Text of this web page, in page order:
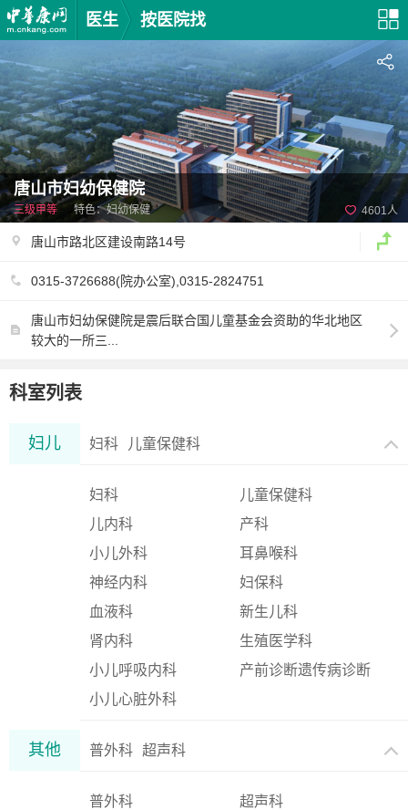
医生 按医院找
4601人
唐山市妇幼保健院
三级甲等 特色：妇幼保健
唐山市路北区建设南路14号
0315-3726688(院办公室),0315-2824751
唐山市妇幼保健院是震后联合国儿童基金会资助的华北地区
较大的一所三...
科室列表
妇儿 妇科 儿童保健科
妇科
儿童保健科
儿内科
产科
小儿外科
耳鼻喉科
神经内科
妇保科
血液科
新生儿科
肾内科
生殖医学科
小儿呼吸内科
产前诊断遗传病诊断
小儿心脏外科
其他 普外科 超声科
普外科
超声科